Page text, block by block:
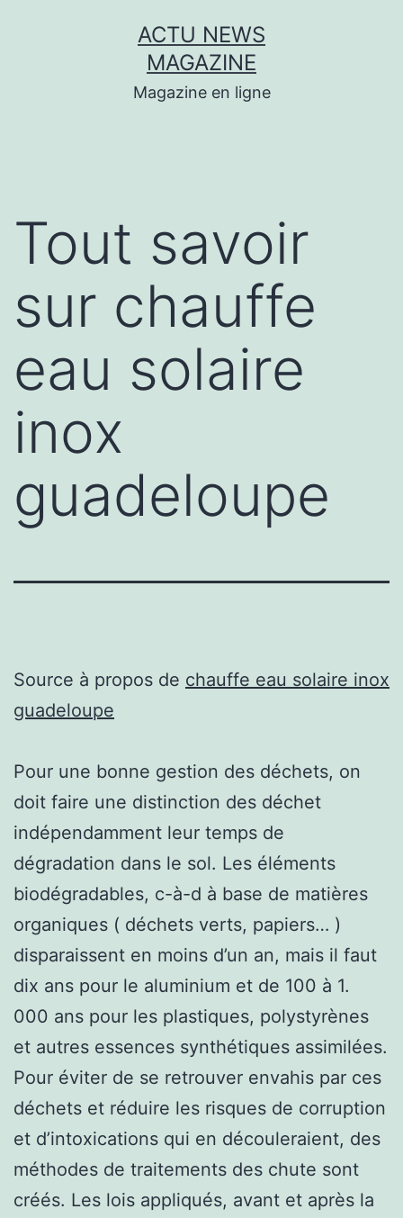
ACTU NEWS
MAGAZINE
Magazine en ligne
Tout savoir
sur chauffe
eau solaire
inox
guadeloupe
Source à propos de chauffe eau solaire inox
guadeloupe
Pour une bonne gestion des déchets, on
doit faire une distinction des déchet
indépendamment leur temps de
dégradation dans le sol. Les éléments
biodégradables, c-à-d à base de matières
organiques ( déchets verts, papiers… )
disparaissent en moins d’un an, mais il faut
dix ans pour le aluminium et de 100 à 1.
000 ans pour les plastiques, polystyrènes
et autres essences synthétiques assimilées.
Pour éviter de se retrouver envahis par ces
déchets et réduire les risques de corruption
et d’intoxications qui en découleraient, des
méthodes de traitements des chute sont
créés. Les lois appliqués, avant et après la